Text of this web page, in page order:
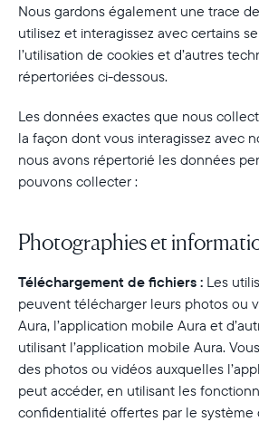
Nous gardons également une trace
utilisez et interagissez avec certains
l’utilisation de cookies et d’autres
répertoriées ci-dessous.
Les données exactes que nous
la façon dont vous interagissez avec
nous avons répertorié les données
pouvons collecter :
Photographies et
Téléchargement de fichiers : Les
peuvent télécharger leurs photos ou
Aura, l’application mobile Aura et
utilisant l’application mobile Aura.
des photos ou vidéos auxquelles
peut accéder, en utilisant les
confidentialité offertes par le système